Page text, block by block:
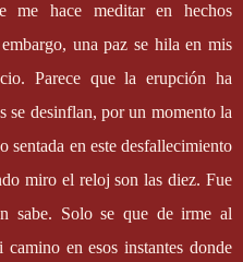
hace meditar en hechos
una paz se hila en mis
Parece que la erupción ha
se desinflan, por un momento la
sentada en este desfallecimiento
miro el reloj son las diez. Fue
sabe. Solo se que de irme al
en esos instantes donde